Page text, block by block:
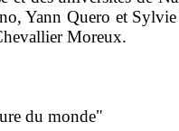
Yann Quero et
Moreux.
du monde"